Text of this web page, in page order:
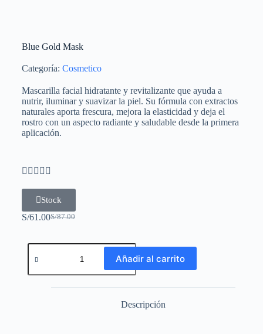
Blue Gold Mask
Categoría: Cosmetico
Mascarilla facial hidratante y revitalizante que ayuda a
nutrir, iluminar y suavizar la piel. Su fórmula con extractos
naturales aporta frescura, mejora la elasticidad y deja el
rostro con un aspecto radiante y saludable desde la primera
aplicación.
    
Stock
S/87.00
S/61.00
Añadir al carrito
Descripción